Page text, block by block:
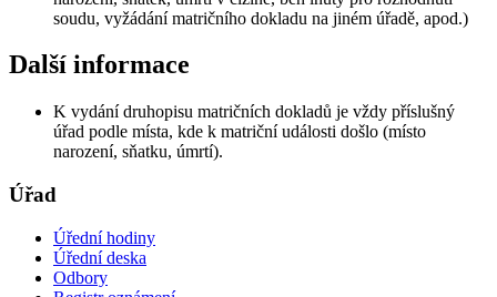
soudu, vyžádání matričního dokladu na jiném úřadě, apod.)
Další informace
K vydání druhopisu matričních dokladů je vždy příslušný
úřad podle místa, kde k matriční události došlo (místo
narození, sňatku, úmrtí).
Úřad
Úřední hodiny
Úřední deska
Odbory